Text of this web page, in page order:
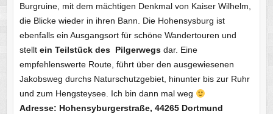
Burgruine, mit dem mächtigen Denkmal von Kaiser Wilhelm,
die Blicke wieder in ihren Bann. Die Hohensysburg ist
ebenfalls ein Ausgangsort für schöne Wandertouren und
stellt ein Teilstück des Pilgerwegsdar. Eine
empfehlenswerte Route, führt über den ausgewiesenen
Jakobsweg durchs Naturschutzgebiet, hinunter bis zur Ruhr
und zum Hengsteysee. Ich bin dann mal weg
Adresse: Hohensyburgerstraße, 44265 Dortmund